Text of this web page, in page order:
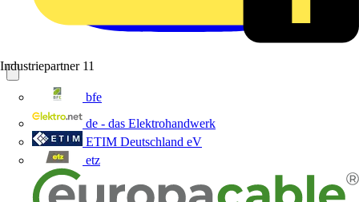
Industriepartner 11
bfe
de - das Elektrohandwerk
ETIM Deutschland eV
etz